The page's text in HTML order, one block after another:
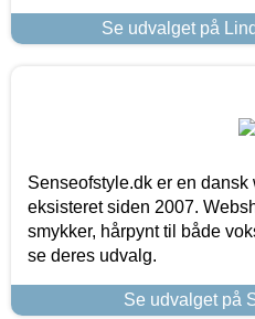
Se udvalget på
Senseofstyle.dk er en dansk
eksisteret siden 2007.
smykker, hårpynt til både
se deres udvalg.
Se udvalget på